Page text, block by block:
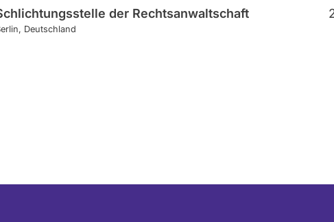
der Rechtsanwaltschaft
Deutschland